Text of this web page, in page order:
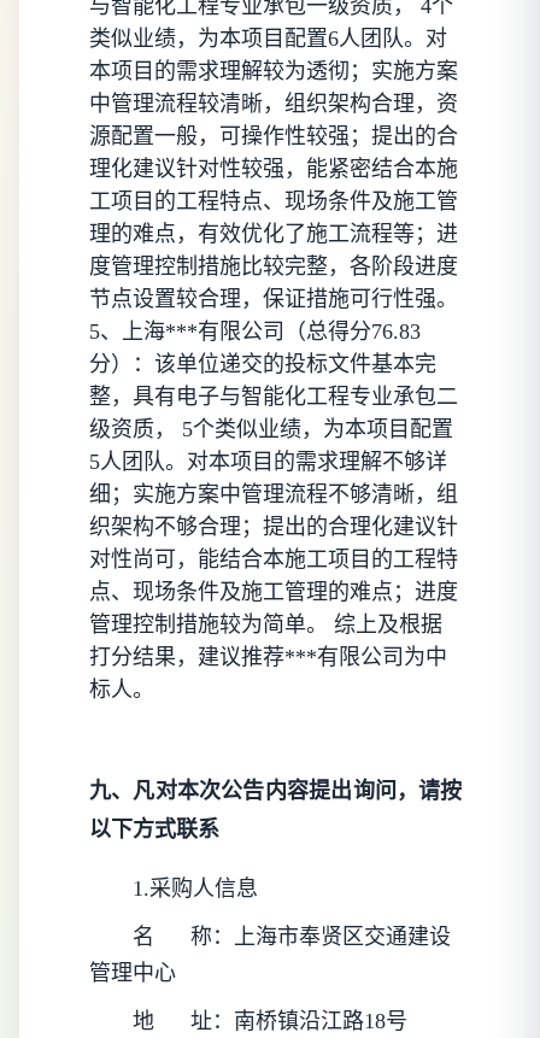
与智能化工程专业承包一级资质， 4个
类似业绩，为本项目配置6人团队。对
本项目的需求理解较为透彻；实施方案
中管理流程较清晰，组织架构合理，资
源配置一般，可操作性较强；提出的合
理化建议针对性较强，能紧密结合本施
工项目的工程特点、现场条件及施工管
理的难点，有效优化了施工流程等；进
度管理控制措施比较完整，各阶段进度
节点设置较合理，保证措施可行性强。
5、上海***有限公司（总得分76.83
分）：该单位递交的投标文件基本完
整，具有电子与智能化工程专业承包二
级资质， 5个类似业绩，为本项目配置
5人团队。对本项目的需求理解不够详
细；实施方案中管理流程不够清晰，组
织架构不够合理；提出的合理化建议针
对性尚可，能结合本施工项目的工程特
点、现场条件及施工管理的难点；进度
管理控制措施较为简单。 综上及根据
打分结果，建议推荐***有限公司为中
标人。
九、凡对本次公告内容提出询问，请按
以下方式联系
1.采购人信息
名      称： 上海市奉贤区交通建设
管理中心
地      址： 南桥镇沿江路18号